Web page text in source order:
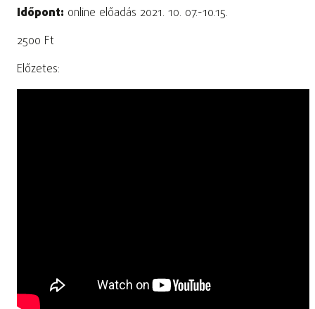
Időpont: online előadás 2021. 10. 07.-10.15.
2500 Ft
Előzetes: